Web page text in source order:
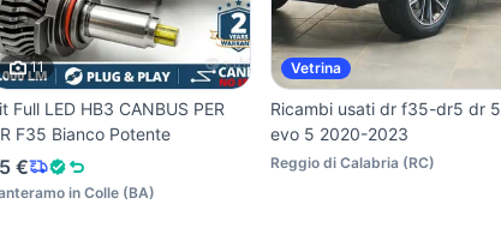
11
Full LED HB3 CANBUS PER
F35 Bianco Potente
€
in Colle (BA)
Vetrina
Ricambi usati dr f35-dr5 dr 5
evo 5 2020-2023
Reggio di Calabria (RC)